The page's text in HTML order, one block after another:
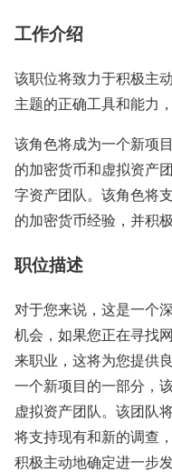
工作介绍
该职位将致力于积极主
主题的正确工具和能力
该角色将成为一个新项
的加密货币和虚拟资产
字资产团队。该角色将
的加密货币经验，并积
职位描述
对于您来说，这是一个
机会，如果您正在寻找
来职业，这将为您提供
一个新项目的一部分，
虚拟资产团队。该团队
将支持现有和新的调查
积极主动地确定进一步发